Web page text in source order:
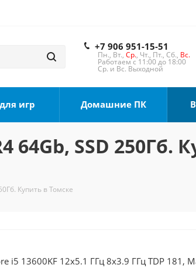
+7 906 951-15-51
Пн., Вт., Ср., Чт., Пт., Сб., Вс.
Работаем с 11:00 до 18:00
Ср. и Вс. Выходной
игр Домашние ПК
64Gb, SSD 250Гб.
Купить в Томске
i5 13600KF 12x5.1 ГГц 8x3.9 ГГц TDP 181,